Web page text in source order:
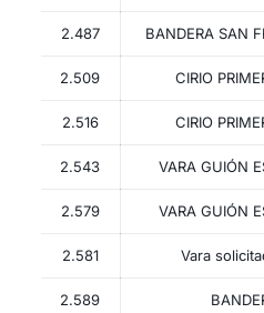
2.487 BANDERA SAN
2.509 CIRIO
2.516 CIRIO
2.543 VARA GUIÓN
2.579 VARA GUIÓN
2.581 Vara
2.589